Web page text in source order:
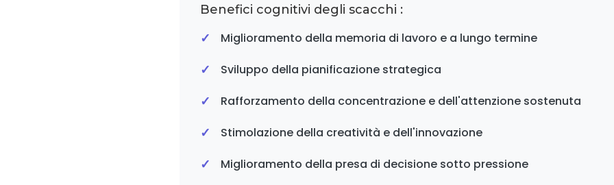
Benefici cognitivi degli scacchi :
Miglioramento della memoria di lavoro e a lungo termine
Sviluppo della pianificazione strategica
Rafforzamento della concentrazione e dell'attenzione sostenuta
Stimolazione della creatività e dell'innovazione
Miglioramento della presa di decisione sotto pressione